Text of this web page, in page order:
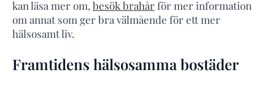
kan läsa mer om, besök brahårför mer information
om annat som ger bra välmående för ett mer
hälsosamt liv.
Framtidens hälsosamma bostäder